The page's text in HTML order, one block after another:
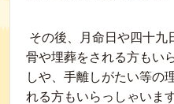
その後、月命日や四十九
骨や埋葬をされる方もい
しや、手離しがたい等の
れる方もいらっしゃいます